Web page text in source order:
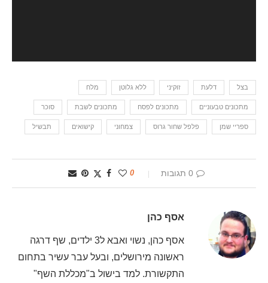
בצל דלעת זוקיני ללא גלוטן מלח
מתכונים טבעוניים מתכונים לפסח מתכונים לשבת סוכר
ספריי שמן פלפל שחור גרוס צמחוני קישואים תבשיל
0 תגובות 0
אסף כהן
אסף כהן, נשוי ואבא ל3 ילדים, שף דרגה
ראשונה מירושלים, ובעל עבר עשיר בתחום
התקשורת. למד בישול ב"מכללת השף"